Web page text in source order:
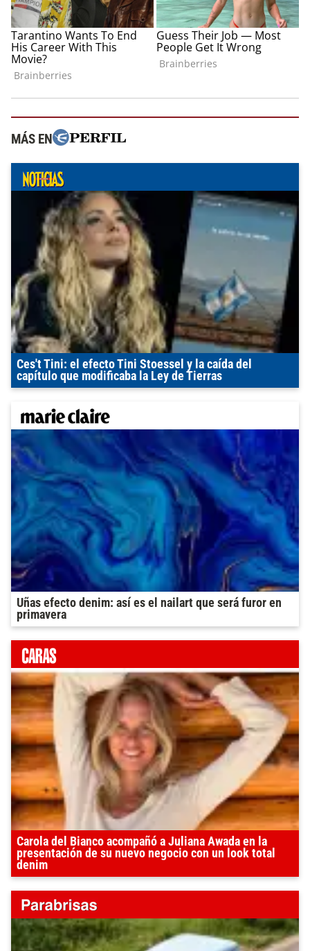
MÁS EN
Ces't Tini: el efecto Tini Stoessel y la caída del
capítulo que modificaba la Ley de Tierras
Uñas efecto denim: así es el nailart que será furor en
primavera
Carola del Bianco acompañó a Juliana Awada en la
presentación de su nuevo negocio con un look total
denim